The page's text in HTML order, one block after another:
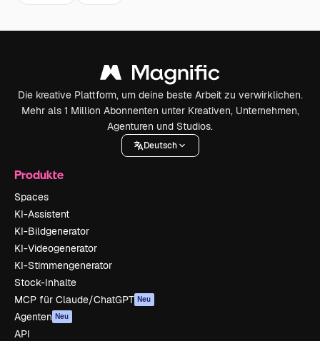
Die kreative Plattform, um deine beste Arbeit zu verwirklichen.
Mehr als 1 Million Abonnenten unter Kreativen, Unternehmen,
Agenturen und Studios.
Deutsch
Produkte
Spaces
KI-Assistent
KI-Bildgenerator
KI-Videogenerator
KI-Stimmengenerator
Stock-Inhalte
MCP für Claude/ChatGPT Neu
Agenten Neu
API